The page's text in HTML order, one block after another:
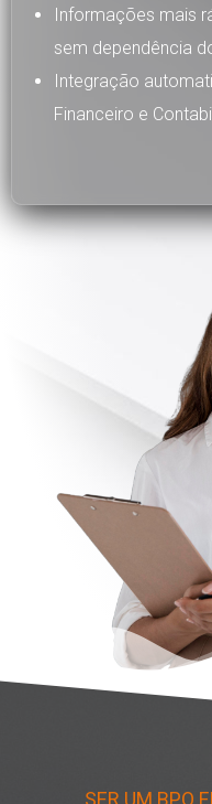
Informações mais
sem dependência
Integração
Financeiro e
SER UM BPO